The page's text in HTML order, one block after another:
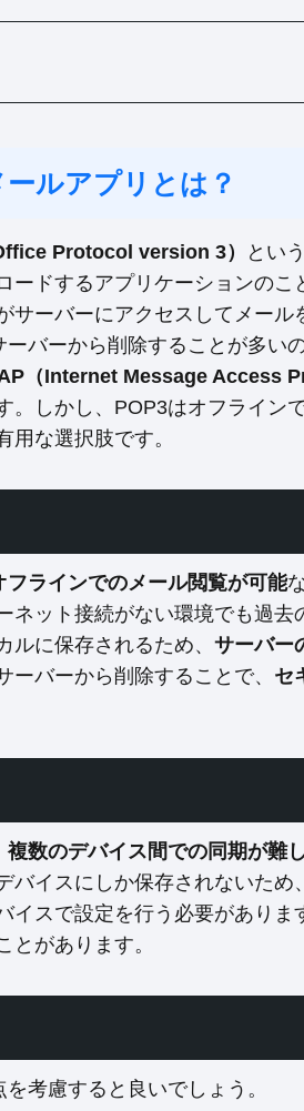
ルアプリとは？
Protocol version 3）
とい
ードするアプリケーションのこ
ーバーにアクセスしてメール
バーから削除することが多い
（Internet Message Access
。しかし、POP3はオフライン
な選択肢です。
フラインでのメール閲覧が可能
ネット接続がない環境でも過去
に保存されるため、 サーバー
バーから削除することで、 セ
複数のデバイス間での同期が難
バイスにしか保存されないため
スで設定を行う必要がありま
とがあります。
考慮すると良いでしょう。